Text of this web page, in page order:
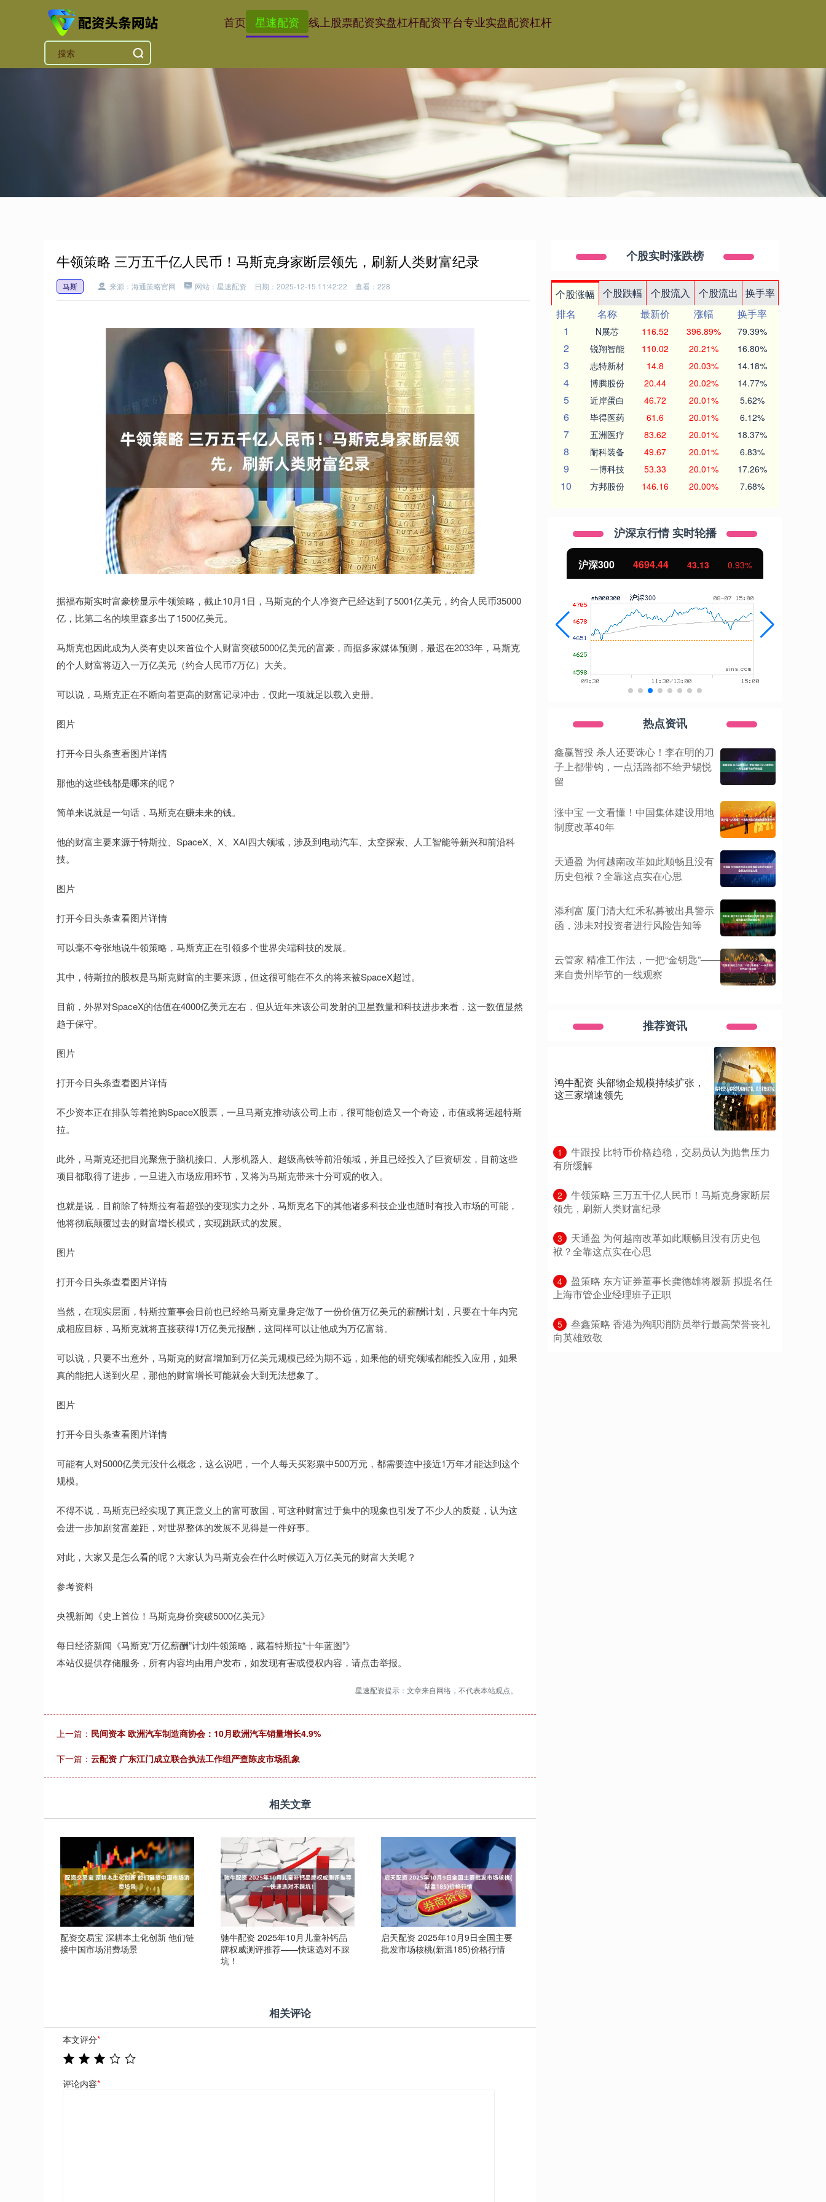
首页 星速配资 线上股票配资实盘杠杆配资平台专业实盘配资杠杆
牛领策略 三万五千亿人民币！马斯克身家断层领先，刷新人类财富纪录
马斯 来源：海通策略官网 网站：星速配资 日期：2025-12-15 11:42:22 查看：228
据福布斯实时富豪榜显示牛领策略，截止10月1日，马斯克的个人净资产已经达到了5001亿美元，约合人民币35000
亿，比第二名的埃里森多出了1500亿美元。
马斯克也因此成为人类有史以来首位个人财富突破5000亿美元的富豪，而据多家媒体预测，最迟在2033年，马斯克
的个人财富将迈入一万亿美元（约合人民币7万亿）大关。
可以说，马斯克正在不断向着更高的财富记录冲击，仅此一项就足以载入史册。
图片
打开今日头条查看图片详情
那他的这些钱都是哪来的呢？
简单来说就是一句话，马斯克在赚未来的钱。
他的财富主要来源于特斯拉、SpaceX、X、XAI四大领域，涉及到电动汽车、太空探索、人工智能等新兴和前沿科
技。
图片
打开今日头条查看图片详情
可以毫不夸张地说牛领策略，马斯克正在引领多个世界尖端科技的发展。
其中，特斯拉的股权是马斯克财富的主要来源，但这很可能在不久的将来被SpaceX超过。
目前，外界对SpaceX的估值在4000亿美元左右，但从近年来该公司发射的卫星数量和科技进步来看，这一数值显然
趋于保守。
图片
打开今日头条查看图片详情
不少资本正在排队等着抢购SpaceX股票，一旦马斯克推动该公司上市，很可能创造又一个奇迹，市值或将远超特斯
拉。
此外，马斯克还把目光聚焦于脑机接口、人形机器人、超级高铁等前沿领域，并且已经投入了巨资研发，目前这些
项目都取得了进步，一旦进入市场应用环节，又将为马斯克带来十分可观的收入。
也就是说，目前除了特斯拉有着超强的变现实力之外，马斯克名下的其他诸多科技企业也随时有投入市场的可能，
他将彻底颠覆过去的财富增长模式，实现跳跃式的发展。
图片
打开今日头条查看图片详情
当然，在现实层面，特斯拉董事会日前也已经给马斯克量身定做了一份价值万亿美元的薪酬计划，只要在十年内完
成相应目标，马斯克就将直接获得1万亿美元报酬，这同样可以让他成为万亿富翁。
可以说，只要不出意外，马斯克的财富增加到万亿美元规模已经为期不远，如果他的研究领域都能投入应用，如果
真的能把人送到火星，那他的财富增长可能就会大到无法想象了。
图片
打开今日头条查看图片详情
可能有人对5000亿美元没什么概念，这么说吧，一个人每天买彩票中500万元，都需要连中接近1万年才能达到这个
规模。
不得不说，马斯克已经实现了真正意义上的富可敌国，可这种财富过于集中的现象也引发了不少人的质疑，认为这
会进一步加剧贫富差距，对世界整体的发展不见得是一件好事。
对此，大家又是怎么看的呢？大家认为马斯克会在什么时候迈入万亿美元的财富大关呢？
参考资料
央视新闻《史上首位！马斯克身价突破5000亿美元》
每日经济新闻《马斯克“万亿薪酬”计划牛领策略，藏着特斯拉“十年蓝图”》
本站仅提供存储服务，所有内容均由用户发布，如发现有害或侵权内容，请点击举报。
星速配资提示：文章来自网络，不代表本站观点。
上一篇： 民间资本 欧洲汽车制造商协会：10月欧洲汽车销量增长4.9%
下一篇： 云配资 广东江门成立联合执法工作组严查陈皮市场乱象
相关文章
配资交易宝 深耕本土化创新 他们链
接中国市场消费场景
驰牛配资 2025年10月儿童补钙品
牌权威测评推荐——快速选对不踩
坑！
启天配资 2025年10月9日全国主要
批发市场核桃(新温185)价格行情
相关评论
本文评分*
评论内容*
个股实时涨跌榜
个股涨幅 个股跌幅 个股流入 个股流出
换手率
排名
名称 最新价 涨幅
换手率
1
N展芯 116.52 396.89% 79.39%
2 锐翔智能 110.02 20.21% 16.80%
3 志特新材 14.8 20.03% 14.18%
4 博腾股份 20.44 20.02% 14.77%
5 近岸蛋白 46.72 20.01% 5.62%
6 毕得医药 61.6 20.01% 6.12%
7 五洲医疗 83.62 20.01% 18.37%
8 耐科装备 49.67 20.01% 6.83%
9 一博科技 53.33 20.01% 17.26%
10 方邦股份 146.16 20.00% 7.68%
沪深京行情 实时轮播
39.68 1.02% 深证成指 14311.01 200.89 1.42% 沪深300 43.13 0.93% 北证50
热点资讯
鑫赢智投 杀人还要诛心！李在明的刀
子上都带钩，一点活路都不给尹锡悦
留
涨中宝 一文看懂！中国集体建设用地
制度改革40年
天通盈 为何越南改革如此顺畅且没有
历史包袱？全靠这点实在心思
添利富 厦门清大红禾私募被出具警示
函，涉未对投资者进行风险告知等
云管家 精准工作法，一把“金钥匙”——
来自贵州毕节的一线观察
推荐资讯
鸿牛配资 头部物企规模持续扩张，
这三家增速领先
1
​牛跟投 比特币价格趋稳，交易员认为抛售压力
有所缓解
2
​牛领策略 三万五千亿人民币！马斯克身家断层
领先，刷新人类财富纪录
3
​天通盈 为何越南改革如此顺畅且没有历史包
袱？全靠这点实在心思
4
​盈策略 东方证券董事长龚德雄将履新 拟提名任
上海市管企业经理班子正职
5
​叁鑫策略 香港为殉职消防员举行最高荣誉丧礼
向英雄致敬